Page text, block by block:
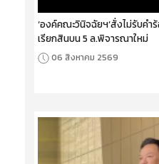
‘องค์คณะวินิจฉัยฯ’สั่งไม่รับคำ
เรียกสินบน 5 ล.พิจารณาใหม่
06 สิงหาคม 2569